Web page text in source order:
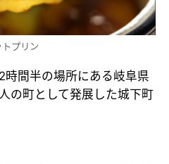
トプリン
間半の場所にある岐阜県
の町として発展した城下町